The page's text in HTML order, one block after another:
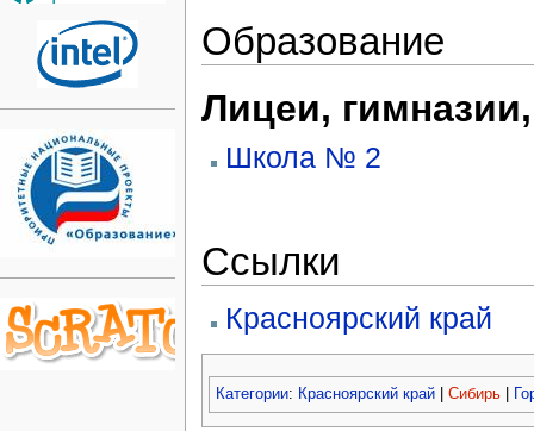
Образование
Лицеи,
Школа № 2
Ссылки
Красноярский край
Категории: Красноярский край| Сибирь|